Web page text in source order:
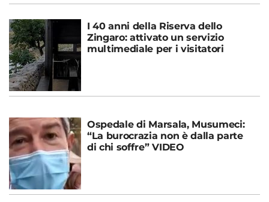
I 40 anni della Riserva dello
Zingaro: attivato un servizio
multimediale per i visitatori
Ospedale di Marsala, Musumeci:
“La burocrazia non è dalla parte
di chi soffre” VIDEO